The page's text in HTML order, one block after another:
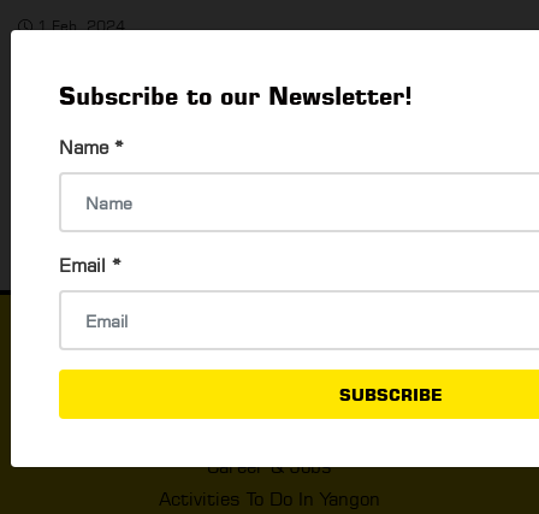
Subscribe to our Newsletter!
Name *
Email *
SUBSCRIBE
1 Feb, 2024
အဝတ်အစားအ...
1 2 3 4 5 6 7 8 9
Things to Do
What's Happening In Yangon
Career & Jobs
Activities To Do In Yangon